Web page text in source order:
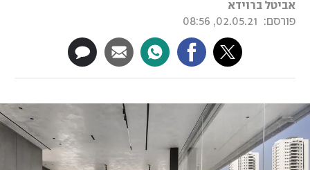
אביטל ברוידא
פורסם:
02.05.21, 08:56